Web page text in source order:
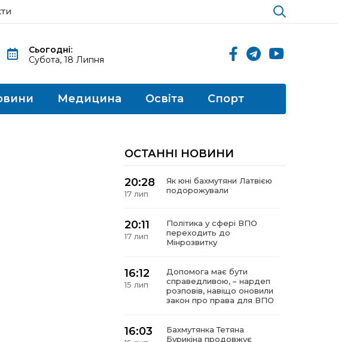
Сьогодні:
Субота, 18 Липня
Медицина Освіта Спорт
ОСТАННІ НОВИНИ
20:28
17 лип
Як юні бахмутяни Латвією
подорожували
20:11
17 лип
Політика у сфері ВПО
переходить до
Мінрозвитку
16:12
15 лип
Допомога має бути
справедливою, – нардеп
розповів, навіщо оновили
закон про права для ВПО
16:03
Бахмутянка Тетяна
Бурикіна продовжує